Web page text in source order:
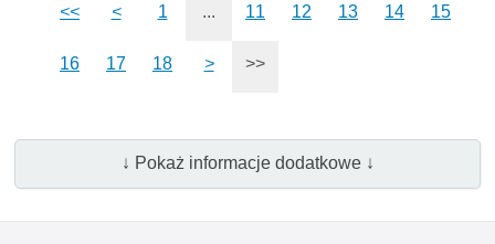
<< < 1 ... 11 12 13 14 15
16 17 18 > >>
↓ Pokaż informacje dodatkowe ↓